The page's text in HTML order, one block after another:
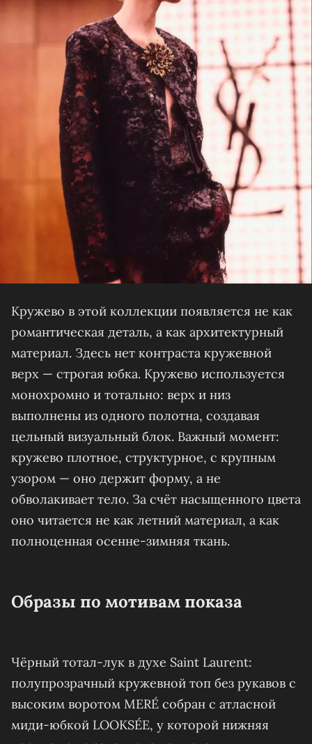
Кружево в этой коллекции появляется не как
романтическая деталь, а как архитектурный
материал. Здесь нет контраста кружевной
верх — строгая юбка. Кружево используется
монохромно и тотально: верх и низ
выполнены из одного полотна, создавая
цельный визуальный блок. Важный момент:
кружево плотное, структурное, с крупным
узором — оно держит форму, а не
обволакивает тело. За счёт насыщенного цвета
оно читается не как летний материал, а как
полноценная осенне-зимняя ткань.
Образы по мотивам показа
Чёрный тотал‑лук в духе Saint Laurent:
полупрозрачный кружевной топ без рукавов с
высоким воротом MERÉ собран с атласной
миди‑юбкой LOOKSÉE, у которой нижняя